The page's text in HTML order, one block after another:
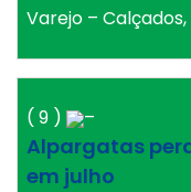
Varejo –
( 9 ) –
Alpargatas
em julho